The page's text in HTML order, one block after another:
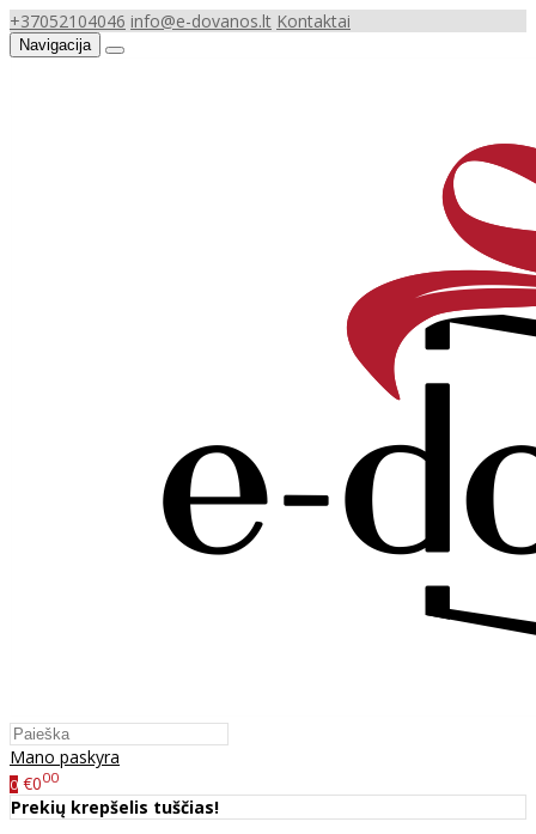
+37052104046 info@e-dovanos.lt Kontaktai
Navigacija
Mano paskyra
0 €000
Prekių krepšelis tuščias!